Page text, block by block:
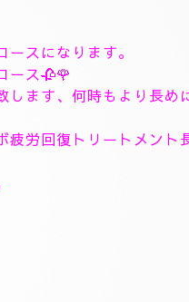
スになります。
ース🥀🌹
します、何時もより長め
疲労回復トリートメント